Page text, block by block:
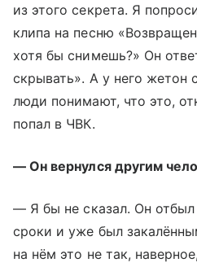
из этого секрета. Я
клипа на песню
хотя бы снимешь?» Он
скрывать». А у него жетон
люди понимают, что это,
попал в ЧВК.
— Он вернулся другим
— Я бы не сказал. Он отбыл
сроки и уже был
на нём это не так,